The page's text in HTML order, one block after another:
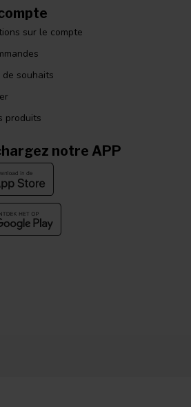
sur le compte
souhaits
produits
notre APP